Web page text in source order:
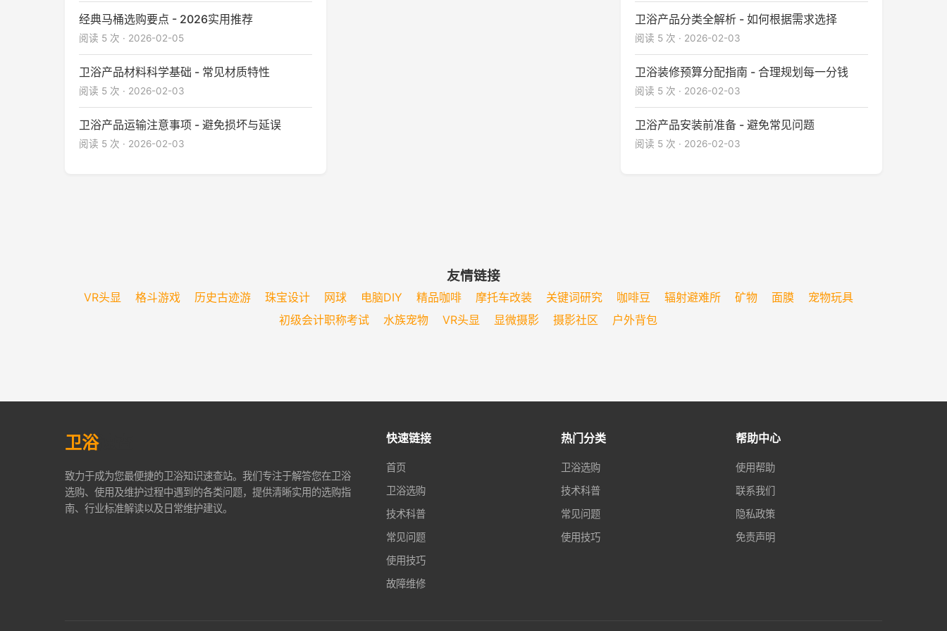
经典马桶选购要点 - 2026实用推荐
阅读 5 次 · 2026-02-05
卫浴产品材料科学基础 - 常见材质特性
阅读 5 次 · 2026-02-03
卫浴产品运输注意事项 - 避免损坏与延误
阅读 5 次 · 2026-02-03
卫浴产品分类全解析 - 如何根据需求选择
阅读 5 次 · 2026-02-03
卫浴装修预算分配指南 - 合理规划每一分钱
阅读 5 次 · 2026-02-03
卫浴产品安装前准备 - 避免常见问题
阅读 5 次 · 2026-02-03
友情链接
VR头显 格斗游戏 历史古迹游 珠宝设计 网球 电脑DIY 精品咖啡 摩托车改装 关键词研究 咖啡豆 辐射避难所 矿物 面膜
宠物玩具
初级会计职称考试
水族宠物 VR头显 显微摄影 摄影社区 户外背包
卫浴速查
致力于成为您最便捷的卫浴知识速查站。我们专注于解答您在卫浴
选购、使用及维护过程中遇到的各类问题，提供清晰实用的选购指
南、行业标准解读以及日常维护建议。
快速链接
首页
卫浴选购
技术科普
常见问题
使用技巧
故障维修
热门分类
卫浴选购
技术科普
常见问题
使用技巧
帮助中心
使用帮助
联系我们
隐私政策
免责声明